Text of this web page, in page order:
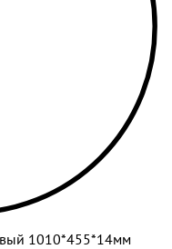
1010*455*14мм